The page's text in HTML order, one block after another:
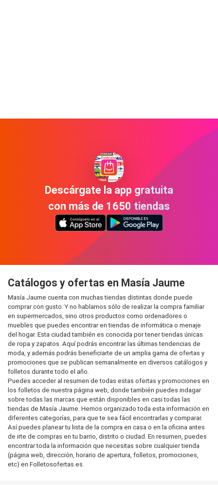
Descárgate la app gratuita
con más de 1650 tiendas
Catálogos y ofertas en Masía Jaume
Masía Jaume cuenta con muchas tiendas distintas donde puede
comprar con gusto. Y no hablamos sólo de realizar la compra familiar
en supermercados, sino otros productos como ordenadores o
muebles que puedes encontrar en tiendas de informática o menaje
del hogar. Esta ciudad también es conocida por tener tiendas únicas
de ropa y zapatos. Aquí podrás encontrar las últimas tendencias de
moda, y además podrás beneficiarte de un amplia gama de ofertas y
promociones que se publican semanalmente en diversos catálogos y
folletos durante todo el año.
Puedes acceder al resumen de todas estas ofertas y promociones en
los folletos de nuestra página web, donde también puedes indagar
sobre todas las marcas que están disponibles en casi todas las
tiendas de Masía Jaume. Hemos organizado toda esta información en
diferentes categorías, para que te sea fácil encontrarlas y comparar.
Así puedes planear tu lista de la compra en casa o en la oficina antes
de irte de compras en tu barrio, distrito o ciudad. En resumen, puedes
encontrar toda la información que necesitas sobre cualquier tienda
(página web, dirección, horario de apertura, folletos, promociones,
etc) en Folletosofertas.es.